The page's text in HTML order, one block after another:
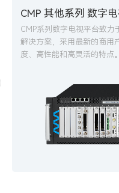
CMP 其他系列 数字
CMP系列数字电视平台致力
解决方案，采用最新的商用
度、高性能和高灵活的特点。